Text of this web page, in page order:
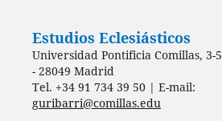
Estudios Eclesiásticos
Universidad Pontificia Comillas, 3-5
- 28049 Madrid
Tel. +34 91 734 39 50 | E-mail:
guribarri@comillas.edu